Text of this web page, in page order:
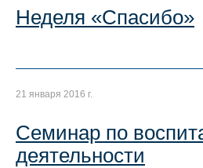
Неделя «Спасибо»
21 января 2016 г.
Семинар по
деятельности